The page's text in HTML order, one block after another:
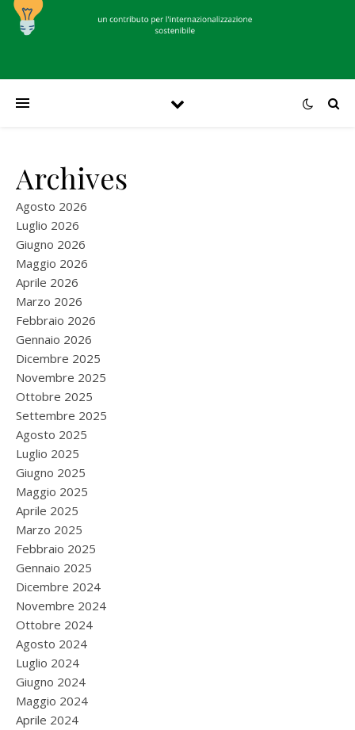
Archives
Agosto 2026
Luglio 2026
Giugno 2026
Maggio 2026
Aprile 2026
Marzo 2026
Febbraio 2026
Gennaio 2026
Dicembre 2025
Novembre 2025
Ottobre 2025
Settembre 2025
Agosto 2025
Luglio 2025
Giugno 2025
Maggio 2025
Aprile 2025
Marzo 2025
Febbraio 2025
Gennaio 2025
Dicembre 2024
Novembre 2024
Ottobre 2024
Agosto 2024
Luglio 2024
Giugno 2024
Maggio 2024
Aprile 2024